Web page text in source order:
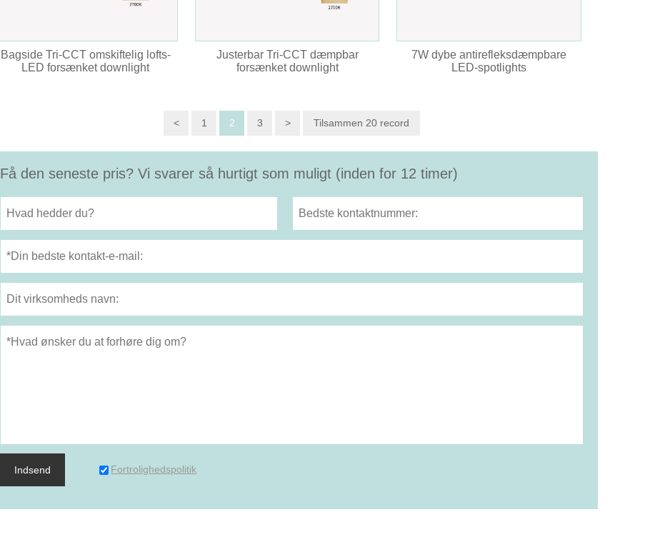
Bagside Tri-CCT omskiftelig lofts-
LED forsænket downlight
Justerbar Tri-CCT dæmpbar
forsænket downlight
7W dybe antirefleksdæmpbare
LED-spotlights
< 1 2 3 > Tilsammen 20 record
Få den seneste pris? Vi svarer så hurtigt som muligt (inden for 12 timer)
Indsend Fortrolighedspolitik